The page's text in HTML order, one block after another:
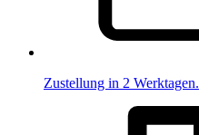
Zustellung in 2 Werktagen.